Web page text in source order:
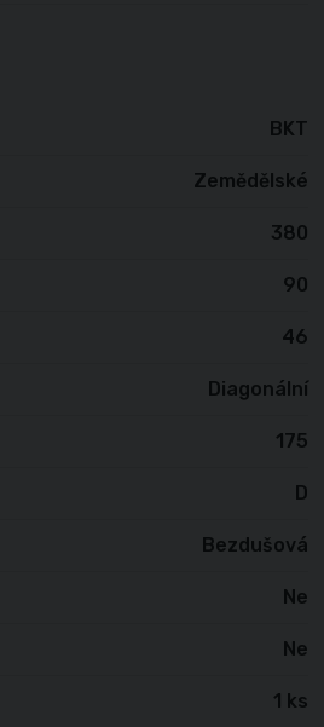
BKT
Zemědělské
380
90
46
Diagonální
175
D
Bezdušová
Ne
Ne
1 ks